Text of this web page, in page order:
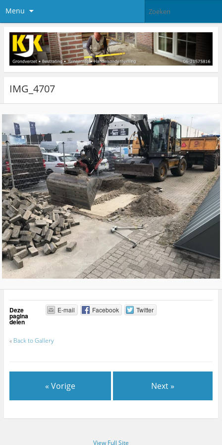
Menu
IMG_4707
Deze
pagina
delen
E-mail Facebook Twitter
« Back to Gallery
« Vorige Next »
View Full Site